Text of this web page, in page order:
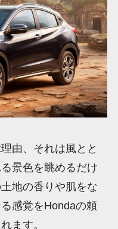
由、それは風とと
景色を眺めるだけ
地の香りや肌をな
感覚をHondaの頼
ます。